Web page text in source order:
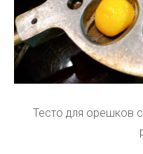
Тесто для орешков